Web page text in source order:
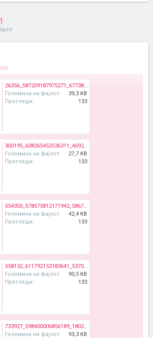
26356_587209187975271_677383300_n.jpg
Големина на фајлот:
39,3 KB
Прегледи:
133
300195_608265452536311_469276113_n.jpg
Големина на фајлот:
27,7 KB
Прегледи:
133
554350_578575812171942_586712977_n.jpg
Големина на фајлот:
42,4 KB
Прегледи:
133
558132_611792152183641_537085850_n.jpg
Големина на фајлот:
90,5 KB
Прегледи:
133
733927_598400006856189_1802214147_n.jpg
Големина на фајлот:
93,3 KB